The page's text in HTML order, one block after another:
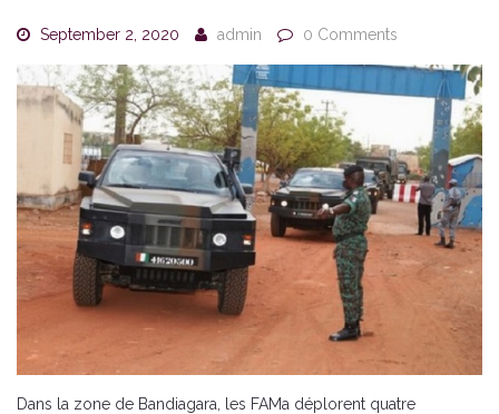
September 2, 2020 admin 0 Comments
Dans la zone de Bandiagara, les FAMa déplorent quatre